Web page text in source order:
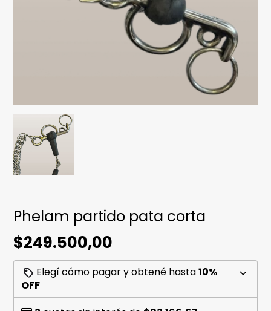
Phelam partido pata corta
$249.500,00
Elegí cómo pagar y obtené hasta10%
OFF